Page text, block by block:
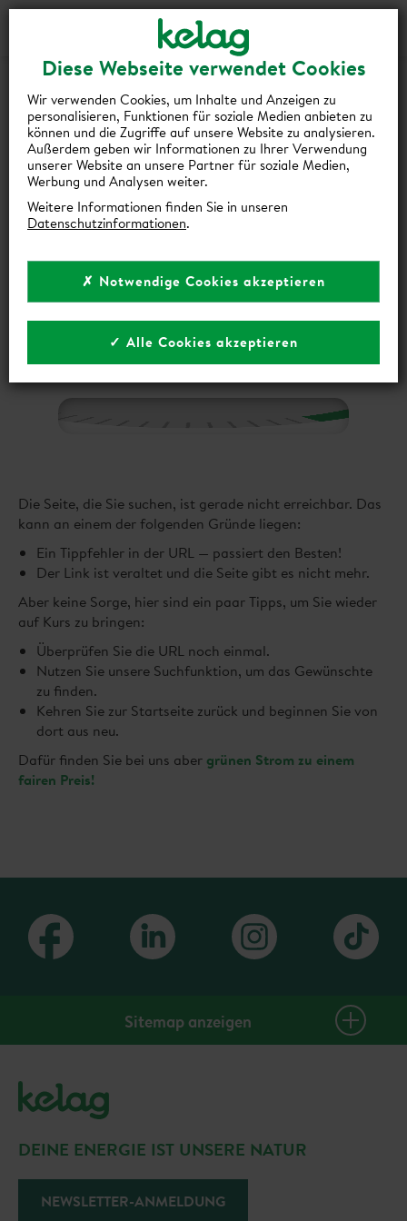
Diese Webseite verwendet Cookies
Wir verwenden Cookies, um Inhalte und Anzeigen zu
personalisieren, Funktionen für soziale Medien anbieten zu
können und die Zugriffe auf unsere Website zu analysieren.
Außerdem geben wir Informationen zu Ihrer Verwendung
unserer Website an unsere Partner für soziale Medien,
Werbung und Analysen weiter.
Weitere Informationen finden Sie in unseren
Datenschutzinformationen.
✗ Notwendige Cookies akzeptieren
✓ Alle Cookies akzeptieren
Gutscheine Events Suche
HOPPLA! DA IST WOHL ETWAS
SCHIEFGELAUFEN!
Die gewünschte Seite können wir leider nicht finden.
Die Seite, die Sie suchen, ist gerade nicht erreichbar. Das
kann an einem der folgenden Gründe liegen:
Ein Tippfehler in der URL — passiert den Besten!
Der Link ist veraltet und die Seite gibt es nicht mehr.
Aber keine Sorge, hier sind ein paar Tipps, um Sie wieder
auf Kurs zu bringen:
Überprüfen Sie die URL noch einmal.
Nutzen Sie unsere Suchfunktion, um das Gewünschte
zu finden.
Kehren Sie zur Startseite zurück und beginnen Sie von
dort aus neu.
Dafür finden Sie bei uns aber grünen Strom zu einem
fairen Preis!
Sitemap anzeigen
Gutscheine
Gewinnspiele
DEINE ENERGIE IST UNSERE NATUR
NEWSLETTER-ANMELDUNG